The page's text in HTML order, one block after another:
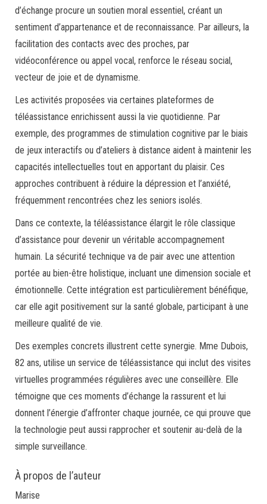
d’échange procure un soutien moral essentiel, créant un
sentiment d’appartenance et de reconnaissance. Par ailleurs, la
facilitation des contacts avec des proches, par
vidéoconférence ou appel vocal, renforce le réseau social,
vecteur de joie et de dynamisme.
Les activités proposées via certaines plateformes de
téléassistance enrichissent aussi la vie quotidienne. Par
exemple, des programmes de stimulation cognitive par le biais
de jeux interactifs ou d’ateliers à distance aident à maintenir les
capacités intellectuelles tout en apportant du plaisir. Ces
approches contribuent à réduire la dépression et l’anxiété,
fréquemment rencontrées chez les seniors isolés.
Dans ce contexte, la téléassistance élargit le rôle classique
d’assistance pour devenir un véritable accompagnement
humain. La sécurité technique va de pair avec une attention
portée au bien-être holistique, incluant une dimension sociale et
émotionnelle. Cette intégration est particulièrement bénéfique,
car elle agit positivement sur la santé globale, participant à une
meilleure qualité de vie.
Des exemples concrets illustrent cette synergie. Mme Dubois,
82 ans, utilise un service de téléassistance qui inclut des visites
virtuelles programmées régulières avec une conseillère. Elle
témoigne que ces moments d’échange la rassurent et lui
donnent l’énergie d’affronter chaque journée, ce qui prouve que
la technologie peut aussi rapprocher et soutenir au-delà de la
simple surveillance.
À propos de l’auteur
Marise